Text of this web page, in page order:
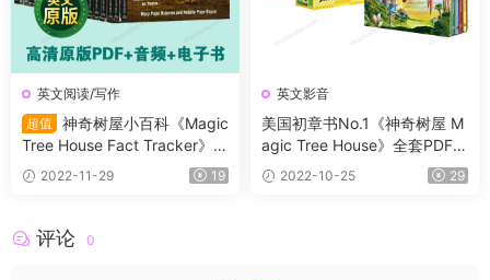
英文阅读/写作
超值
神奇树屋小百科《Magic
Tree House Fact Tracker》系
列全套资源 高清PDF+音频+电
子书
2022-11-29 19
英文影音
美国初章书No.1《神奇树屋 M
agic Tree House》全套PDF
+音频+配套练习册+精讲课
2022-10-25 29
评论 0